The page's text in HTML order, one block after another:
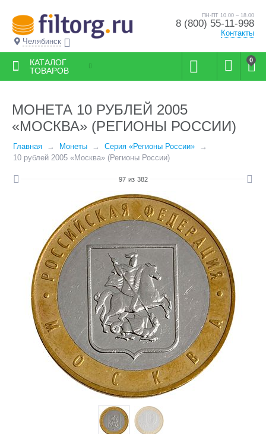
Челябинск
ПН-ПТ 10.00 – 18.00
8 (800) 55-11-998
Контакты
0
КАТАЛОГ
ТОВАРОВ
МОНЕТА 10 РУБЛЕЙ 2005
«МОСКВА» (РЕГИОНЫ РОССИИ)
Главная Монеты
Серия «Регионы России»
10 рублей 2005 «Москва» (Регионы России)
97 из 382